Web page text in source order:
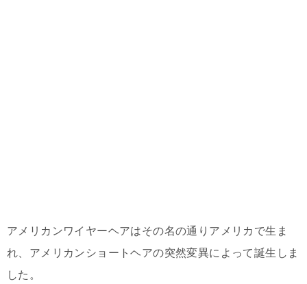
アメリカンワイヤーヘアはその名の通りアメリカで生ま
れ、アメリカンショートヘアの突然変異によって誕生しま
した。